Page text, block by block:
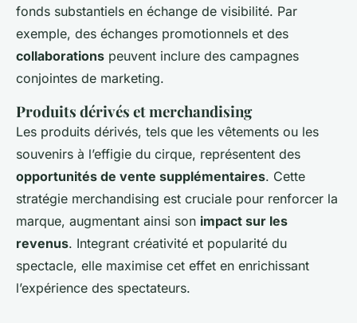
fonds substantiels en échange de visibilité. Par
exemple, des échanges promotionnels et des
collaborations peuvent inclure des campagnes
conjointes de marketing.
Produits dérivés et merchandising
Les produits dérivés, tels que les vêtements ou les
souvenirs à l’effigie du cirque, représentent des
opportunités de vente supplémentaires. Cette
stratégie merchandising est cruciale pour renforcer la
marque, augmentant ainsi son impact sur les
revenus. Integrant créativité et popularité du
spectacle, elle maximise cet effet en enrichissant
l’expérience des spectateurs.